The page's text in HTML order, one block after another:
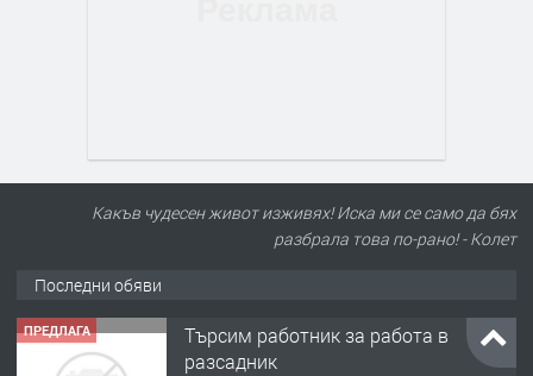
Какъв чудесен живот изживях! Иска ми се само да бях
разбрала това по-рано! - Колет
Последни обяви
ПРЕДЛАГА
Търсим работник за работа в
разсадник